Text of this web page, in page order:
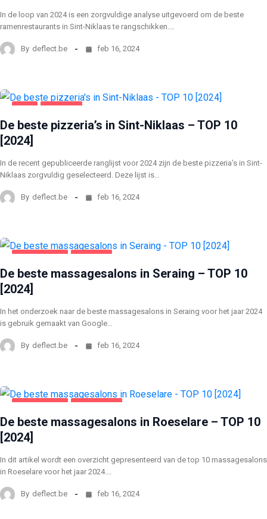
In de loop van 2024 is een zorgvuldige analyse uitgevoerd om de beste
ramenrestaurants in Sint-Niklaas te rangschikken.…
By deflect.be feb 16, 2024
SINT VOEDING
De beste pizzeria’s in Sint-Niklaas – TOP 10
[2024]
In de recent gepubliceerde ranglijst voor 2024 zijn de beste pizzeria’s in Sint-
Niklaas zorgvuldig geselecteerd. Deze lijst is…
By deflect.be feb 16, 2024
AMUSEMENT SERAING
De beste massagesalons in Seraing – TOP 10
[2024]
In het onderzoek naar de beste massagesalons in Seraing voor het jaar 2024
is gebruik gemaakt van Google…
By deflect.be feb 16, 2024
AMUSEMENT ROESELARE
De beste massagesalons in Roeselare – TOP 10
[2024]
In dit artikel wordt een overzicht gepresenteerd van de top 10 massagesalons
in Roeselare voor het jaar 2024.…
By deflect.be feb 16, 2024